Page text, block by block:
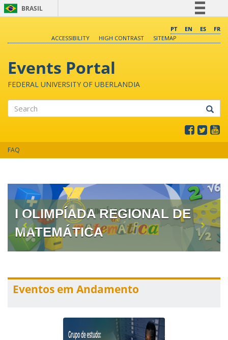
BRASIL
Comunica BR
Canais
PT EN ES
FR
ACCESSIBILITY
HIGH CONTRAST SITEMAP
Events Portal
FEDERAL UNIVERSITY OF UBERLANDIA
FAQ
I OLIMPÍADA REGIONAL DE
MATEMÁTICA
Eventos em Andamento